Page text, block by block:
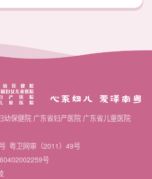
心系妇儿 爱泽南粤
幼保健院 广东省妇产医院 广东省儿童医院
粤卫网审（2011）49号
号